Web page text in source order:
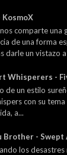
KosmoX
nos comparte una
de una forma
darle un vistazo a
Whisperers -
de un estilo
con su tema
a...
Brother - Swept
los